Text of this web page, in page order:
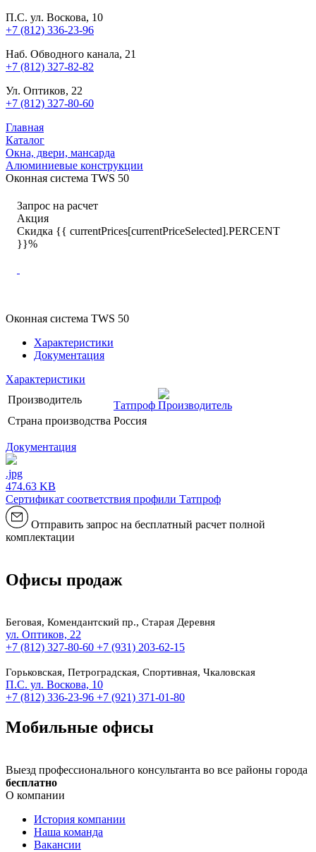
П.С. ул. Воскова, 10
+7 (812) 336-23-96
Наб. Обводного канала, 21
+7 (812) 327-82-82
Ул. Оптиков, 22
+7 (812) 327-80-60
Главная
Каталог
Окна, двери, мансарда
Алюминиевые конструкции
Оконная система TWS 50
Запрос на расчет
Акция
Скидка {{ currentPrices[currentPriceSelected].PERCENT
}}%
Оконная система TWS 50
Характеристики
Документация
Характеристики
Производитель
Татпроф
Страна производства Россия
Документация
.jpg
474.63 KB
Сертификат соответствия профили Татпроф
Отправить запрос на бесплатный расчет полной
комплектации
Офисы продаж
Беговая, Комендантский пр., Старая Деревня
ул. Оптиков, 22
+7 (812) 327-80-60 +7 (931) 203-62-15
Горьковская, Петроградская, Спортивная, Чкаловская
П.С. ул. Воскова, 10
+7 (812) 336-23-96 +7 (921) 371-01-80
Мобильные офисы
Выезд профессионального консультанта во все районы города
бесплатно
О компании
История компании
Наша команда
Вакансии